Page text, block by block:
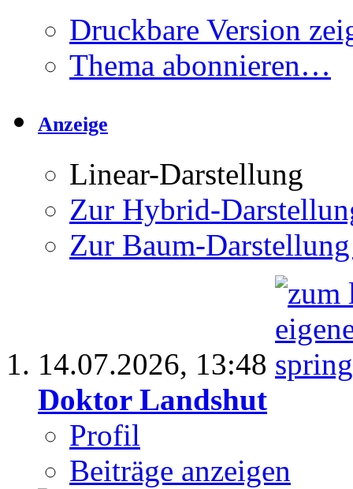
Druckbare Version
Thema abonnieren…
Anzeige
Linear-Darstellung
Zur Hybrid-
Zur Baum-
14.07.2026, 13:48
Doktor Landshut
Profil
Beiträge anzeigen